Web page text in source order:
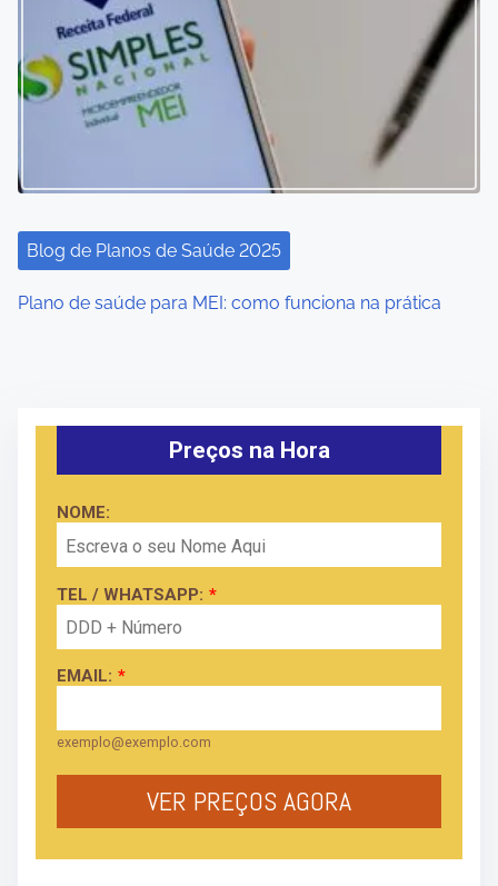
Blog de Planos de Saúde 2025
Plano de saúde para MEI: como funciona na prática